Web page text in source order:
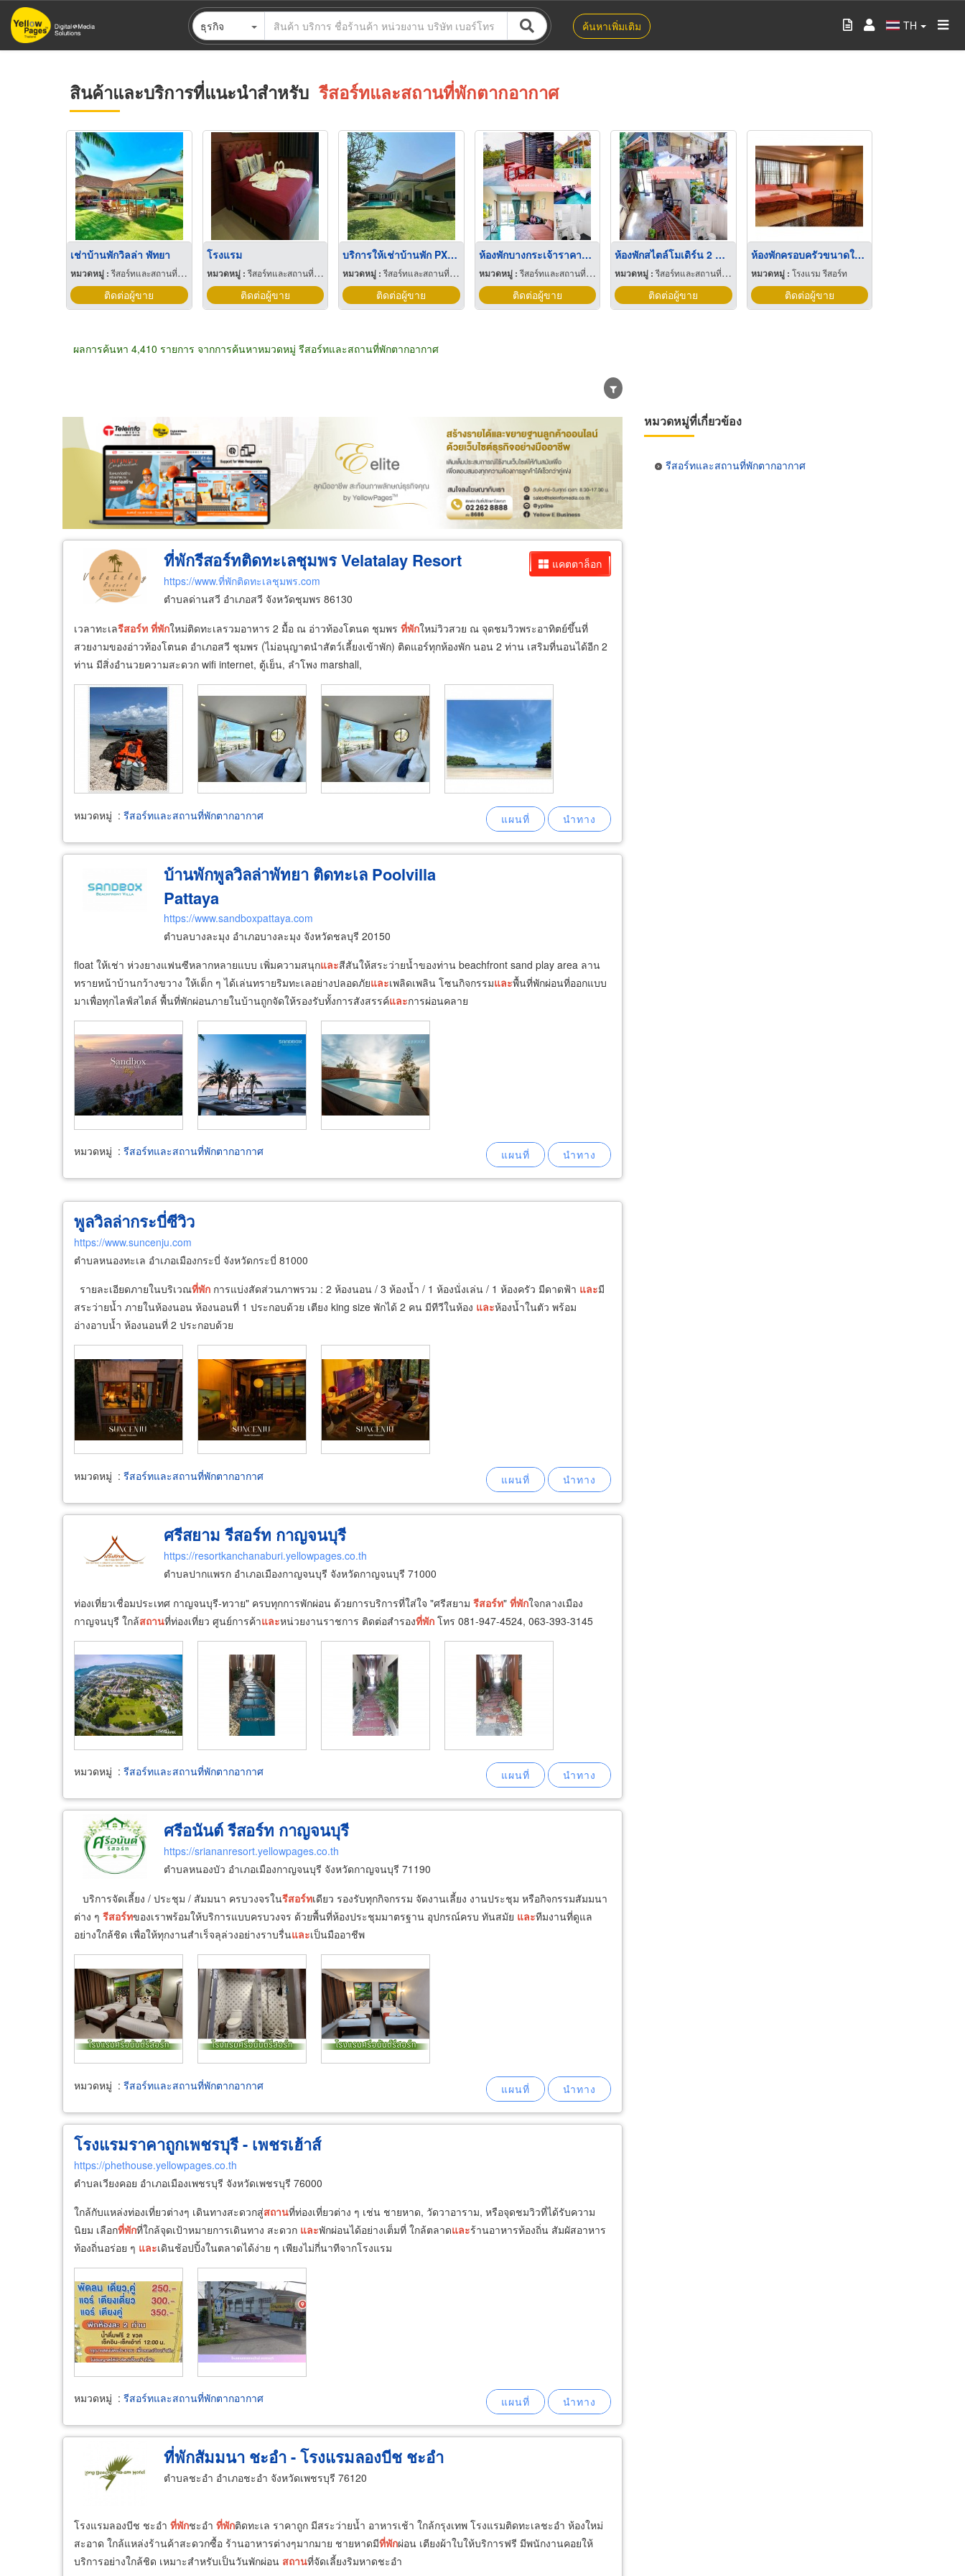
ข้าม
ไป
ธุรกิจ ค้นหาเพิ่มเติม TH
สินค้าและบริการที่แนะนำสำหรับรีสอร์ทและสถานที่พักตากอากาศ
เช่าบ้านพักวิลล่า พัทยา
หมวดหมู่ :รีสอร์ทและสถานที่พักตากอากาศ
ติดต่อผู้ขาย
โรงแรม
หมวดหมู่ :รีสอร์ทและสถานที่พักตากอากาศ
ติดต่อผู้ขาย
บริการให้เช่าบ้านพัก PX Pool Villa Pattaya พัทยา
หมวดหมู่ :รีสอร์ทและสถานที่พักตากอากาศ
ติดต่อผู้ขาย
ห้องพักบางกระเจ้าราคาถูก ไม่เกิน 2000
หมวดหมู่ :รีสอร์ทและสถานที่พักตากอากาศ
ติดต่อผู้ขาย
ห้องพักสไตล์โมเดิร์น 2 ชั้น ที่พักใกล้สวนนครเขื่อนขันธ์
หมวดหมู่ :รีสอร์ทและสถานที่พักตากอากาศ
ติดต่อผู้ขาย
ห้องพักครอบครัวขนาดใหญ่สระบุรี
หมวดหมู่ : โรงแรม รีสอร์ท
ติดต่อผู้ขาย
ผลการค้นหา 4,410 รายการ จากการค้นหาหมวดหมู่ รีสอร์ทและสถานที่พักตากอากาศ
ขายส่ง ขายปลีก ผู้ผลิต ตัวแทนจัดจำหน่าย ผู้ส่งออก/นำเข้า ธุรกิจบริการ
แคตตาล็อก
ที่พักรีสอร์ทติดทะเลชุมพร Velatalay Resort
https://www.ที่พักติดทะเลชุมพร.com
ตำบลด่านสวี อำเภอสวี จังหวัดชุมพร 86130
เวลาทะเลรีสอร์ท ที่พักใหม่ติดทะเลรวมอาหาร 2 มื้อ ณ อ่าวท้องโตนด ชุมพร ที่พักใหม่วิวสวย ณ จุดชมวิวพระอาทิตย์ขึ้นที่
สวยงามของอ่าวท้องโตนด อำเภอสวี ชุมพร (ไม่อนุญาตนำสัตว์เลี้ยงเข้าพัก) ติดแอร์ทุกห้องพัก นอน 2 ท่าน เสริมที่นอนได้อีก 2
ท่าน มีสิ่งอำนวยความสะดวก wifi internet, ตู้เย็น, ลำโพง marshall,
หมวดหมู่ : รีสอร์ทและสถานที่พักตากอากาศ
บ้านพักพูลวิลล่าพัทยา ติดทะเล Poolvilla
Pattaya
https://www.sandboxpattaya.com
ตำบลบางละมุง อำเภอบางละมุง จังหวัดชลบุรี 20150
float ให้เช่า ห่วงยางแฟนซีหลากหลายแบบ เพิ่มความสนุกและสีสันให้สระว่ายน้ำของท่าน beachfront sand play area ลาน
ทรายหน้าบ้านกว้างขวาง ให้เด็ก ๆ ได้เล่นทรายริมทะเลอย่างปลอดภัยและเพลิดเพลิน โซนกิจกรรมและพื้นที่พักผ่อนที่ออกแบบ
มาเพื่อทุกไลฟ์สไตล์ พื้นที่พักผ่อนภายในบ้านถูกจัดให้รองรับทั้งการสังสรรค์และการผ่อนคลาย
หมวดหมู่ : รีสอร์ทและสถานที่พักตากอากาศ
พูลวิลล่ากระบี่ซีวิว
https://www.suncenju.com
ตำบลหนองทะเล อำเภอเมืองกระบี่ จังหวัดกระบี่ 81000
รายละเอียดภายในบริเวณที่พัก การแบ่งสัดส่วนภาพรวม : 2 ห้องนอน / 3 ห้องน้ำ / 1 ห้องนั่งเล่น / 1 ห้องครัว มีดาดฟ้า และมี
สระว่ายน้ำ ภายในห้องนอน ห้องนอนที่ 1 ประกอบด้วย เตียง king size พักได้ 2 คน มีทีวีในห้อง และห้องน้ำในตัว พร้อม
อ่างอาบน้ำ ห้องนอนที่ 2 ประกอบด้วย
หมวดหมู่ : รีสอร์ทและสถานที่พักตากอากาศ
ศรีสยาม รีสอร์ท กาญจนบุรี
https://resortkanchanaburi.yellowpages.co.th
ตำบลปากแพรก อำเภอเมืองกาญจนบุรี จังหวัดกาญจนบุรี 71000
ท่องเที่ยวเชื่อมประเทศ กาญจนบุรี-ทวาย" ครบทุกการพักผ่อน ด้วยการบริการที่ใส่ใจ "ศรีสยาม รีสอร์ท" ที่พักใจกลางเมือง
กาญจนบุรี ใกล้สถานที่ท่องเที่ยว ศูนย์การค้าและหน่วยงานราชการ ติดต่อสำรองที่พัก โทร 081-947-4524, 063-393-3145
หมวดหมู่ : รีสอร์ทและสถานที่พักตากอากาศ
ศรีอนันต์ รีสอร์ท กาญจนบุรี
https://sriananresort.yellowpages.co.th
ตำบลหนองบัว อำเภอเมืองกาญจนบุรี จังหวัดกาญจนบุรี 71190
บริการจัดเลี้ยง / ประชุม / สัมมนา ครบวงจรในรีสอร์ทเดียว รองรับทุกกิจกรรม จัดงานเลี้ยง งานประชุม หรือกิจกรรมสัมมนา
ต่าง ๆ รีสอร์ทของเราพร้อมให้บริการแบบครบวงจร ด้วยพื้นที่ห้องประชุมมาตรฐาน อุปกรณ์ครบ ทันสมัย และทีมงานที่ดูแล
อย่างใกล้ชิด เพื่อให้ทุกงานสำเร็จลุล่วงอย่างราบรื่นและเป็นมืออาชีพ
หมวดหมู่ : รีสอร์ทและสถานที่พักตากอากาศ
โรงแรมราคาถูกเพชรบุรี - เพชรเฮ้าส์
https://phethouse.yellowpages.co.th
ตำบลเวียงคอย อำเภอเมืองเพชรบุรี จังหวัดเพชรบุรี 76000
ใกล้กับแหล่งท่องเที่ยวต่างๆ เดินทางสะดวกสู่สถานที่ท่องเที่ยวต่าง ๆ เช่น ชายหาด, วัดวาอาราม, หรือจุดชมวิวที่ได้รับความ
นิยม เลือกที่พักที่ใกล้จุดเป้าหมายการเดินทาง สะดวก และพักผ่อนได้อย่างเต็มที่ ใกล้ตลาดและร้านอาหารท้องถิ่น สัมผัสอาหาร
ท้องถิ่นอร่อย ๆ และเดินช้อปปิ้งในตลาดได้ง่าย ๆ เพียงไม่กี่นาทีจากโรงแรม
หมวดหมู่ : รีสอร์ทและสถานที่พักตากอากาศ
ที่พักสัมมนา ชะอำ - โรงแรมลองบีช ชะอำ
ตำบลชะอำ อำเภอชะอำ จังหวัดเพชรบุรี 76120
โรงแรมลองบีช ชะอำ ที่พักชะอำ ที่พักติดทะเล ราคาถูก มีสระว่ายน้ำ อาหารเช้า ใกล้กรุงเทพ โรงแรมติดทะเลชะอำ ห้องใหม่
สะอาด ใกล้แหล่งร้านค้าสะดวกซื้อ ร้านอาหารต่างๆมากมาย ชายหาดมีที่พักผ่อน เตียงผ้าใบให้บริการฟรี มีพนักงานคอยให้
บริการอย่างใกล้ชิด เหมาะสำหรับเป็นวันพักผ่อน สถานที่จัดเลี้ยงริมหาดชะอำ
หมวดหมู่ที่เกี่ยวข้อง
รีสอร์ทและสถานที่พักตากอากาศ